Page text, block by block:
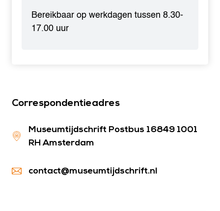
Bereikbaar op werkdagen tussen 8.30-
17.00 uur
Correspondentieadres
Museumtijdschrift Postbus 16849 1001
RH Amsterdam
contact@museumtijdschrift.nl